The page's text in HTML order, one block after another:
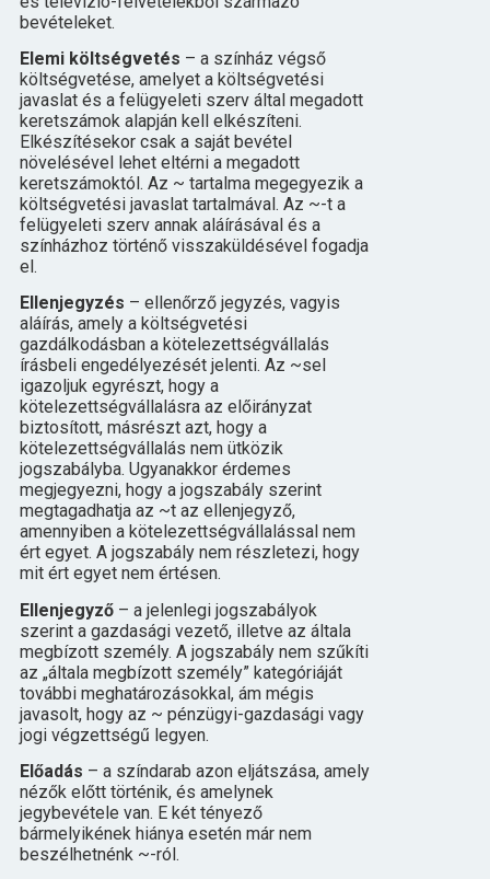
bevételeket.
Elemi költségvetés – a színház végső
költségvetése, amelyet a költségvetési
javaslat és a felügyeleti szerv által megadott
keretszámok alapján kell elkészíteni.
Elkészítésekor csak a saját bevétel
növelésével lehet eltérni a megadott
keretszámoktól. Az ~ tartalma megegyezik a
költségvetési javaslat tartalmával. Az ~-t a
felügyeleti szerv annak aláírásával és a
színházhoz történő visszaküldésével fogadja
el.
Ellenjegyzés – ellenőrző jegyzés, vagyis
aláírás, amely a költségvetési
gazdálkodásban a kötelezettségvállalás
írásbeli engedélyezését jelenti. Az ~sel
igazoljuk egyrészt, hogy a
kötelezettségvállalásra az előirányzat
biztosított, másrészt azt, hogy a
kötelezettségvállalás nem ütközik
jogszabályba. Ugyanakkor érdemes
megjegyezni, hogy a jogszabály szerint
megtagadhatja az ~t az ellenjegyző,
amennyiben a kötelezettségvállalással nem
ért egyet. A jogszabály nem részletezi, hogy
mit ért egyet nem értésen.
Ellenjegyző – a jelenlegi jogszabályok
szerint a gazdasági vezető, illetve az általa
megbízott személy. A jogszabály nem szűkíti
az „általa megbízott személy” kategóriáját
további meghatározásokkal, ám mégis
javasolt, hogy az ~ pénzügyi-gazdasági vagy
jogi végzettségű legyen.
Előadás – a színdarab azon eljátszása, amely
nézők előtt történik, és amelynek
jegybevétele van. E két tényező
bármelyikének hiánya esetén már nem
beszélhetnénk ~-ról.